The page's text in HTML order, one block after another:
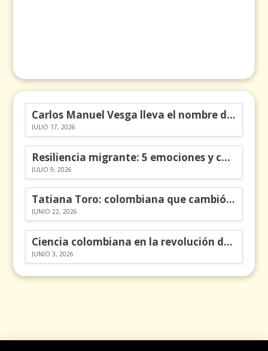
Carlos Manuel Vesga lleva el nombre de Colombia a los Emmy
JULIO 17, 2026
Resiliencia migrante: 5 emociones y cómo gestionarlas
JULIO 9, 2026
Tatiana Toro: colombiana que cambió la historia de las matemáticas
JUNIO 22, 2026
Ciencia colombiana en la revolución de los órganos en chips
JUNIO 3, 2026